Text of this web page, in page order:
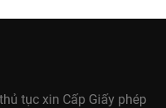
tục xin Cấp Giấy phép